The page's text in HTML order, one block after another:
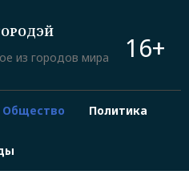
из городов мира
16+
Общество Политика